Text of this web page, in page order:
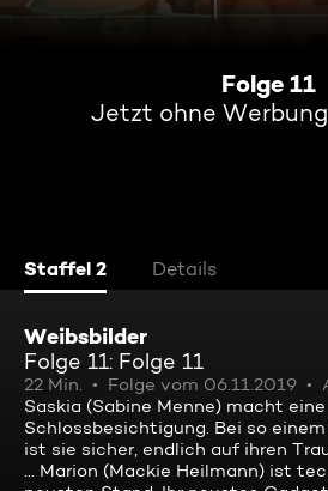
Folge 11
Jetzt ohne
Staffel 2 Details
Weibsbilder
Folge 11: Folge 11
22 Min. Folge vom 06.11.2019
Saskia (Sabine Menne) macht eine
Schlossbesichtigung. Bei so
ist sie sicher, endlich auf ihren
... Marion (Mackie Heilmann) ist